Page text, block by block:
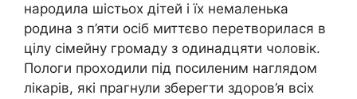
народила шістьох дітей і їх немаленька
родина з п’яти осіб миттєво перетворилася в
цілу сімейну громаду з одинадцяти чоловік.
Пологи проходили під посиленим наглядом
лікарів, які прагнули зберегти здоров’я всіх